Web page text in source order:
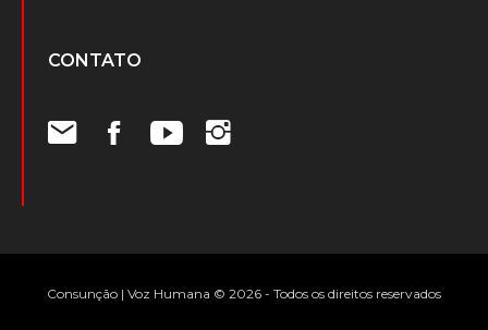
CONTATO
Consunção | Voz Humana © 2026 - Todos os direitos reservados